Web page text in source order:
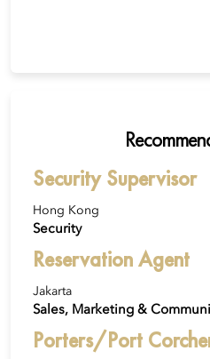
Security Supervisor
Hong Kong
Security
Reservation Agent
Jakarta
Sales, Marketing &
Porters/Port